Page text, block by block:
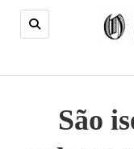
São